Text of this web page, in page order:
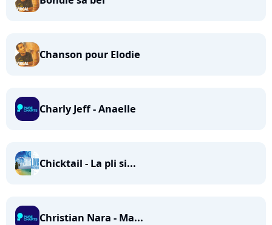
Chanson pour Elodie
Charly Jeff - Anaelle
Chicktail - La pli si...
Christian Nara - Ma...